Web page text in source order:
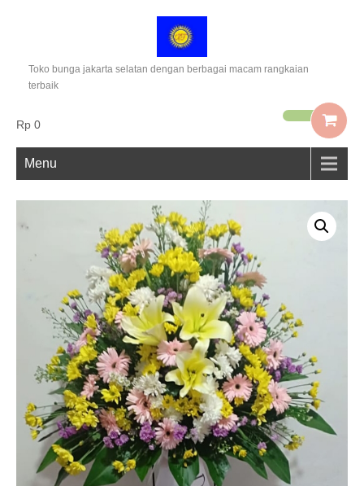
Toko bunga jakarta selatan dengan berbagai macam rangkaian
terbaik
Rp 0
Menu